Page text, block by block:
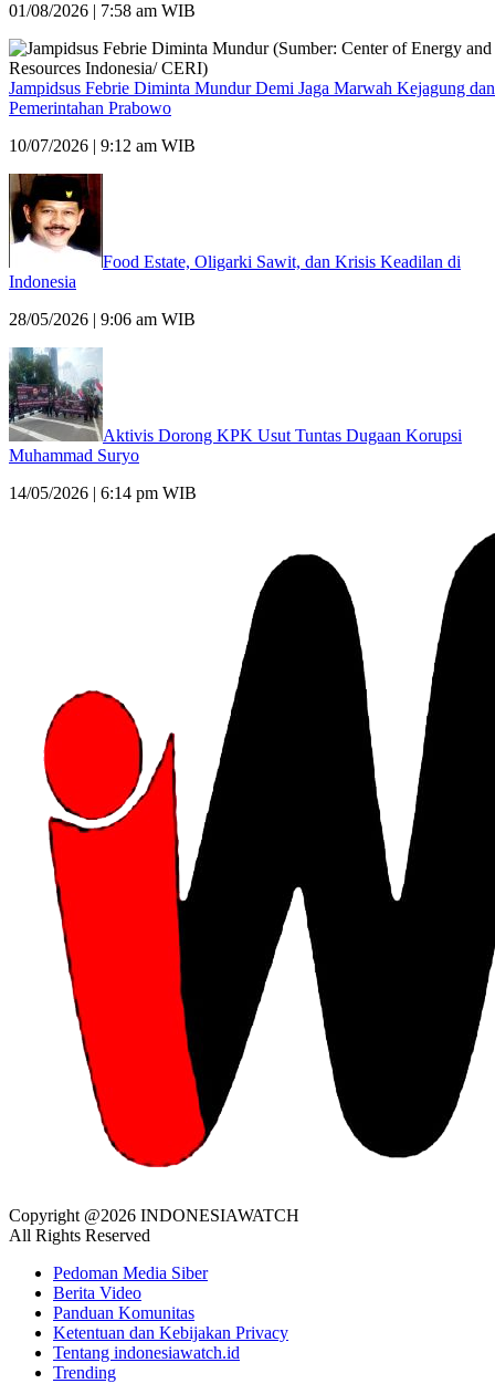
01/08/2026 | 7:58 am WIB
Jampidsus Febrie Diminta Mundur Demi Jaga Marwah Kejagung dan
Pemerintahan Prabowo
10/07/2026 | 9:12 am WIB
Food Estate, Oligarki Sawit, dan Krisis Keadilan di
Indonesia
28/05/2026 | 9:06 am WIB
Aktivis Dorong KPK Usut Tuntas Dugaan Korupsi
Muhammad Suryo
14/05/2026 | 6:14 pm WIB
Copyright @2026 INDONESIAWATCH
All Rights Reserved
Pedoman Media Siber
Berita Video
Panduan Komunitas
Ketentuan dan Kebijakan Privacy
Tentang indonesiawatch.id
Trending